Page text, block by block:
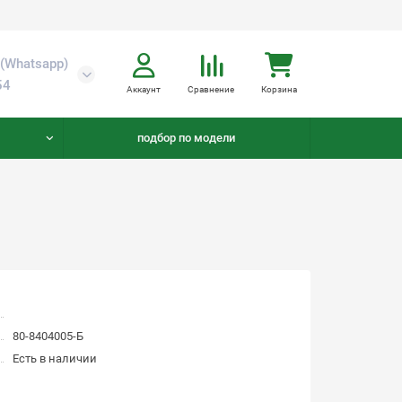
Аккаунт Сравнение Корзина
подбор по модели
80-8404005-Б
Есть в наличии